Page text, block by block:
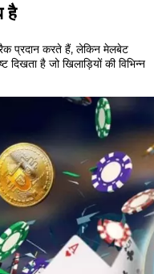
है
प्रदान करते हैं, लेकिन मेलबेट
दिखता है जो खिलाड़ियों की विभिन्न